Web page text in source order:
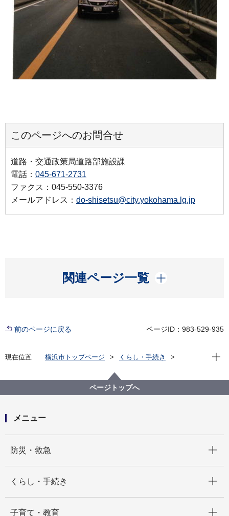
このページへのお問合せ
道路・交通政策局道路部施設課
電話： 045-671-2731
ファクス：045-550-3376
メールアドレス： do-shisetsu@city.yokohama.lg.jp
関連ページ一覧
開く
前のページに戻る ページID：983-529-935
現在位置 横浜市トップページ
くらし・手続き
交通安全のための施設
道路標識（道路案内標識、主要地点名標識 等）
現在
ページトップへ
メニュー
防災・救急
くらし・手続き
子育て・教育